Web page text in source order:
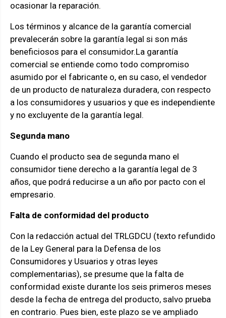
ocasionar la reparación.
Los términos y alcance de la garantía comercial
prevalecerán sobre la garantía legal si son más
beneficiosos para el consumidor.La garantía
comercial se entiende como todo compromiso
asumido por el fabricante o, en su caso, el vendedor
de un producto de naturaleza duradera, con respecto
a los consumidores y usuarios y que es independiente
y no excluyente de la garantía legal.
Segunda mano
Cuando el producto sea de segunda mano el
consumidor tiene derecho a la garantía legal de 3
años, que podrá reducirse a un año por pacto con el
empresario.
Falta de conformidad del producto
Con la redacción actual del TRLGDCU (texto refundido
de la Ley General para la Defensa de los
Consumidores y Usuarios y otras leyes
complementarias), se presume que la falta de
conformidad existe durante los seis primeros meses
desde la fecha de entrega del producto, salvo prueba
en contrario. Pues bien, este plazo se ve ampliado